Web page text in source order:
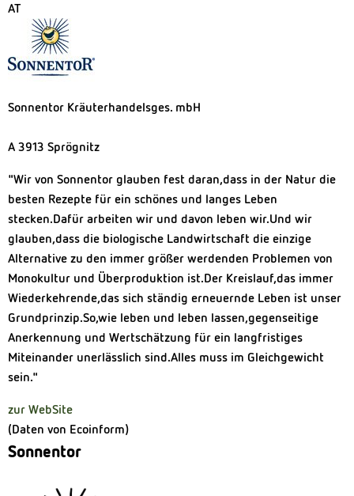
AT
Sonnentor Kräuterhandelsges. mbH
A 3913 Sprögnitz
"Wir von Sonnentor glauben fest daran,dass in der Natur die
besten Rezepte für ein schönes und langes Leben
stecken.Dafür arbeiten wir und davon leben wir.Und wir
glauben,dass die biologische Landwirtschaft die einzige
Alternative zu den immer größer werdenden Problemen von
Monokultur und Überproduktion ist.Der Kreislauf,das immer
Wiederkehrende,das sich ständig erneuernde Leben ist unser
Grundprinzip.So,wie leben und leben lassen,gegenseitige
Anerkennung und Wertschätzung für ein langfristiges
Miteinander unerlässlich sind.Alles muss im Gleichgewicht
sein."
zur WebSite
(Daten von Ecoinform)
Sonnentor